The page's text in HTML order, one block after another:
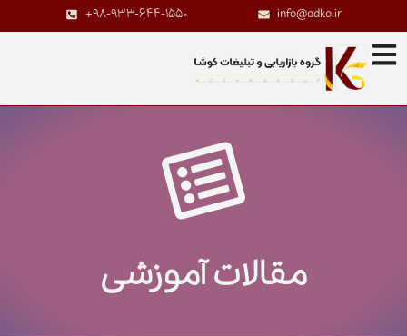
info@adko.ir
+98-933-644-1550
مقالات آموزشی